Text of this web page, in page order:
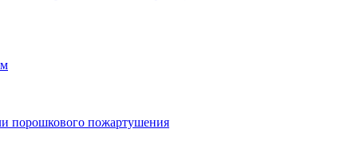
порошкового пожартушения